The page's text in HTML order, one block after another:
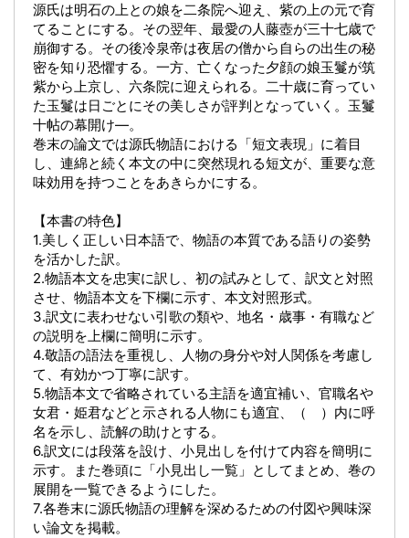
源氏は明石の上との娘を二条院へ迎え、紫の上の元で育
てることにする。その翌年、最愛の人藤壺が三十七歳で
崩御する。その後冷泉帝は夜居の僧から自らの出生の秘
密を知り恐懼する。一方、亡くなった夕顔の娘玉鬘が筑
紫から上京し、六条院に迎えられる。二十歳に育ってい
た玉鬘は日ごとにその美しさが評判となっていく。玉鬘
十帖の幕開け―。
巻末の論文では源氏物語における「短文表現」に着目
し、連綿と続く本文の中に突然現れる短文が、重要な意
味効用を持つことをあきらかにする。
【本書の特色】
1.美しく正しい日本語で、物語の本質である語りの姿勢
を活かした訳。
2.物語本文を忠実に訳し、初の試みとして、訳文と対照
させ、物語本文を下欄に示す、本文対照形式。
3.訳文に表わせない引歌の類や、地名・歳事・有職など
の説明を上欄に簡明に示す。
4.敬語の語法を重視し、人物の身分や対人関係を考慮し
て、有効かつ丁寧に訳す。
5.物語本文で省略されている主語を適宜補い、官職名や
女君・姫君などと示される人物にも適宜、（ ）内に呼
名を示し、読解の助けとする。
6.訳文には段落を設け、小見出しを付けて内容を簡明に
示す。また巻頭に「小見出し一覧」としてまとめ、巻の
展開を一覧できるようにした。
7.各巻末に源氏物語の理解を深めるための付図や興味深
い論文を掲載。